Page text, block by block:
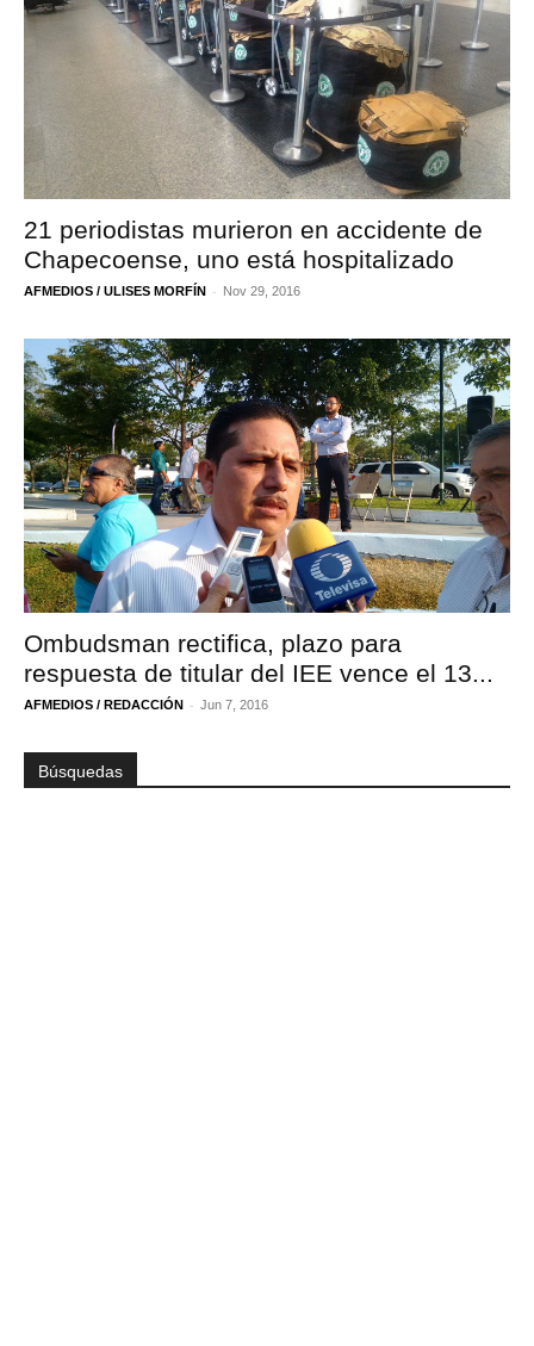
21 periodistas murieron en accidente de
Chapecoense, uno está hospitalizado
AFMEDIOS / ULISES MORFÍN - Nov 29, 2016
Ombudsman rectifica, plazo para
respuesta de titular del IEE vence el 13...
AFMEDIOS / REDACCIÓN - Jun 7, 2016
Búsquedas